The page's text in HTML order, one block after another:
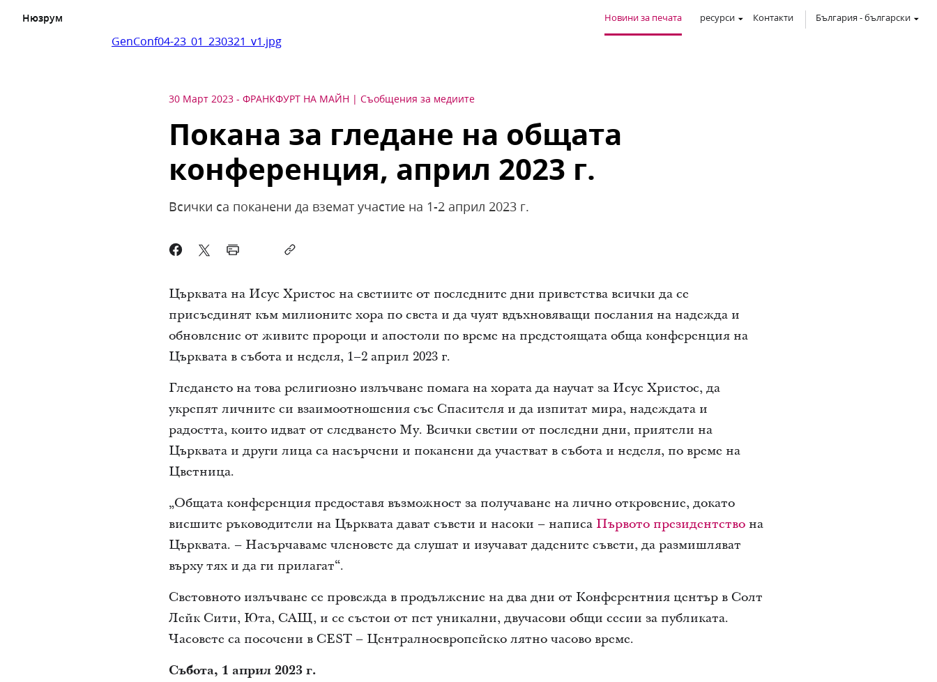
Нюзрум Новини за печата ресурси Контакти България -български
GenConf04-23_01_230321_v1.jpg
30 Март 2023 - ФРАНКФУРТ НА МАЙН Съобщения за медиите
Покана за гледане на общата
конференция, април 2023 г.
Всички са поканени да вземат участие на 1-2 април 2023 г.
Църквата на Исус Христос на светиите от последните дни приветства всички да се
присъединят към милионите хора по света и да чуят вдъхновяващи послания на надежда и
обновление от живите пророци и апостоли по време на предстоящата обща конференция на
Църквата в събота и неделя, 1–2 април 2023 г.
Гледането на това религиозно излъчване помага на хората да научат за Исус Христос, да
укрепят личните си взаимоотношения със Спасителя и да изпитат мира, надеждата и
радостта, които идват от следването Му. Всички светии от последни дни, приятели на
Църквата и други лица са насърчени и поканени да участват в събота и неделя, по време на
Цветница.
„Общата конференция предоставя възможност за получаване на лично откровение, докато
висшите ръководители на Църквата дават съвети и насоки – написа Първото президентствона
Църквата. – Насърчаваме членовете да слушат и изучават дадените съвети, да размишляват
върху тях и да ги прилагат“.
Световното излъчване се провежда в продължение на два дни от Конферентния център в Солт
Лейк Сити, Юта, САЩ, и се състои от пет уникални, двучасови общи сесии за публиката.
Часовете са посочени в CEST – Централноевропейско лятно часово време.
Събота, 1 април 2023 г.